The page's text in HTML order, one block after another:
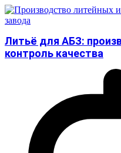
Литьё для АБЗ:
контроль качества